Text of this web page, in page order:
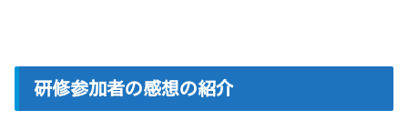
研修参加者の感想の紹介